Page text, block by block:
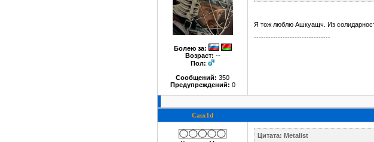
Болею за:
Возраст: --
Пол:
Сообщений: 350
Предупреждений: 0
Я тож люблю Ашкуащч. Из
--------------------------------
Casx1d
Цитата: Metalist